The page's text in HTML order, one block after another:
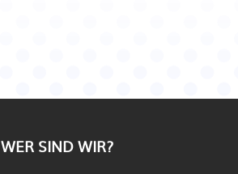
WER SIND WIR?